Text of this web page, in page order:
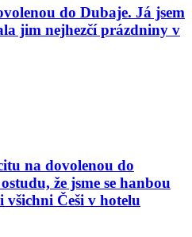
do Dubaje. Já jsem
jim nejhezčí prázdniny v
na dovolenou do
že jsme se hanbou
všichni Češi v hotelu